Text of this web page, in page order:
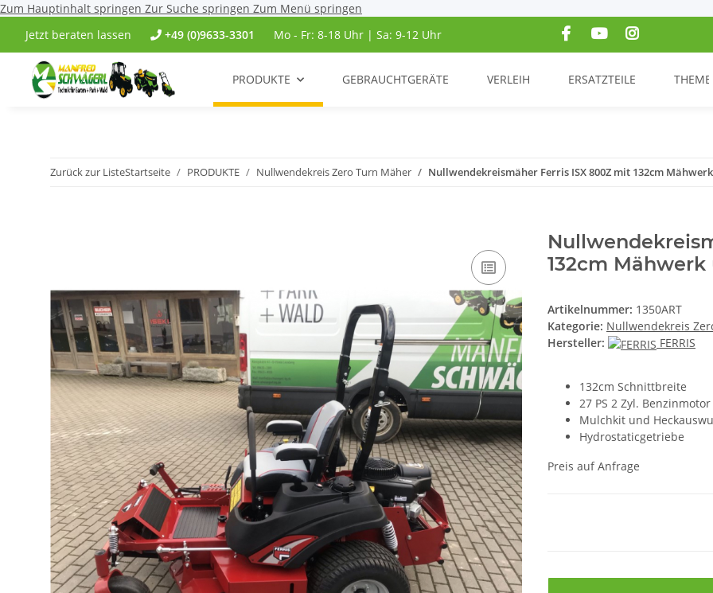
Zum Hauptinhalt springen Zur Suche springen Zum Menü springen
Jetzt beraten lassen
+49 (0)9633-3301 Mo - Fr: 8-18 Uhr | Sa: 9-12 Uhr
PRODUKTE GEBRAUCHTGERÄTE VERLEIH ERSATZTEILE THEMEN
Zurück zur ListeStartseite PRODUKTE Nullwendekreis Zero Turn Mäher Nullwendekreismäher Ferris ISX 800Z mit 132cm
132cm
Artikelnummer: 1350ART
Kategorie: Nullwendekreis
Hersteller:
FERRIS
132cm Schnittbreite
27 PS 2 Zyl. Benzinmotor
Mulchkit und
Hydrostaticgetriebe
Preis auf Anfrage